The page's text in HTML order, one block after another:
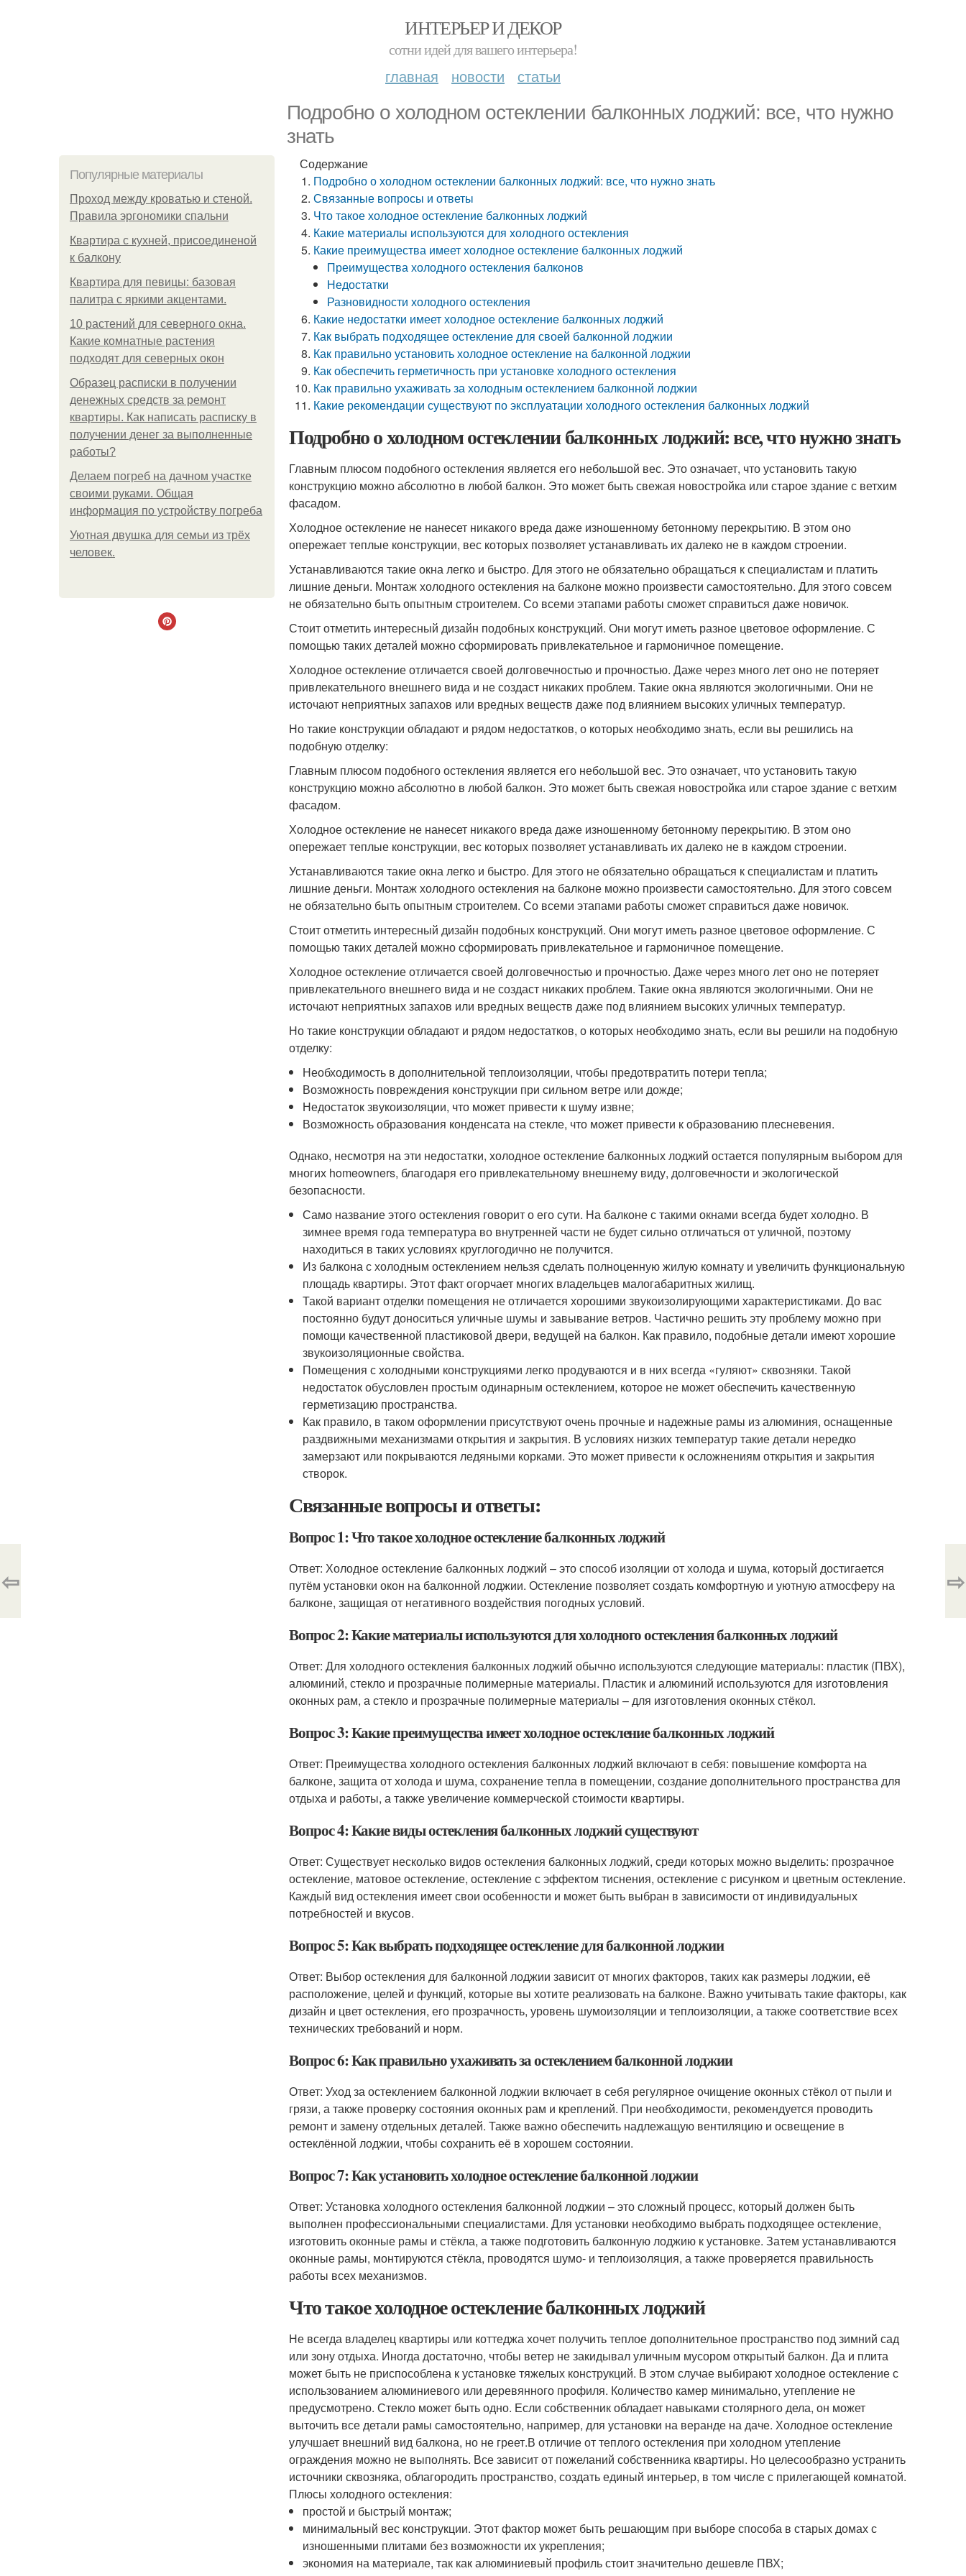
ИНТЕРЬЕР И ДЕКОР
сотни идей для вашего интерьера!
главная новости статьи
Подробно о холодном остеклении балконных лоджий: все, что нужно
знать
Популярные материалы
Проход между кроватью и стеной.
Правила эргономики спальни
Квартира с кухней, присоединеной
к балкону
Квартира для певицы: базовая
палитра с яркими акцентами.
10 растений для северного окна.
Какие комнатные растения
подходят для северных окон
Образец расписки в получении
денежных средств за ремонт
квартиры. Как написать расписку в
получении денег за выполненные
работы?
Делаем погреб на дачном участке
своими руками. Общая
информация по устройству погреба
Уютная двушка для семьи из трёх
человек.
Содержание
Подробно о холодном остеклении балконных лоджий: все, что нужно знать
Связанные вопросы и ответы
Что такое холодное остекление балконных лоджий
Какие материалы используются для холодного остекления
Какие преимущества имеет холодное остекление балконных лоджий
Преимущества холодного остекления балконов
Недостатки
Разновидности холодного остекления
Какие недостатки имеет холодное остекление балконных лоджий
Как выбрать подходящее остекление для своей балконной лоджии
Как правильно установить холодное остекление на балконной лоджии
Как обеспечить герметичность при установке холодного остекления
Как правильно ухаживать за холодным остеклением балконной лоджии
Какие рекомендации существуют по эксплуатации холодного остекления балконных лоджий
Подробно о холодном остеклении балконных лоджий: все, что нужно знать
Главным плюсом подобного остекления является его небольшой вес. Это означает, что установить такую
конструкцию можно абсолютно в любой балкон. Это может быть свежая новостройка или старое здание с ветхим
фасадом.
Холодное остекление не нанесет никакого вреда даже изношенному бетонному перекрытию. В этом оно
опережает теплые конструкции, вес которых позволяет устанавливать их далеко не в каждом строении.
Устанавливаются такие окна легко и быстро. Для этого не обязательно обращаться к специалистам и платить
лишние деньги. Монтаж холодного остекления на балконе можно произвести самостоятельно. Для этого совсем
не обязательно быть опытным строителем. Со всеми этапами работы сможет справиться даже новичок.
Стоит отметить интересный дизайн подобных конструкций. Они могут иметь разное цветовое оформление. С
помощью таких деталей можно сформировать привлекательное и гармоничное помещение.
Холодное остекление отличается своей долговечностью и прочностью. Даже через много лет оно не потеряет
привлекательного внешнего вида и не создаст никаких проблем. Такие окна являются экологичными. Они не
источают неприятных запахов или вредных веществ даже под влиянием высоких уличных температур.
Но такие конструкции обладают и рядом недостатков, о которых необходимо знать, если вы решились на
подобную отделку:
Главным плюсом подобного остекления является его небольшой вес. Это означает, что установить такую
конструкцию можно абсолютно в любой балкон. Это может быть свежая новостройка или старое здание с ветхим
фасадом.
Холодное остекление не нанесет никакого вреда даже изношенному бетонному перекрытию. В этом оно
опережает теплые конструкции, вес которых позволяет устанавливать их далеко не в каждом строении.
Устанавливаются такие окна легко и быстро. Для этого не обязательно обращаться к специалистам и платить
лишние деньги. Монтаж холодного остекления на балконе можно произвести самостоятельно. Для этого совсем
не обязательно быть опытным строителем. Со всеми этапами работы сможет справиться даже новичок.
Стоит отметить интересный дизайн подобных конструкций. Они могут иметь разное цветовое оформление. С
помощью таких деталей можно сформировать привлекательное и гармоничное помещение.
Холодное остекление отличается своей долговечностью и прочностью. Даже через много лет оно не потеряет
привлекательного внешнего вида и не создаст никаких проблем. Такие окна являются экологичными. Они не
источают неприятных запахов или вредных веществ даже под влиянием высоких уличных температур.
Но такие конструкции обладают и рядом недостатков, о которых необходимо знать, если вы решили на подобную
отделку:
Необходимость в дополнительной теплоизоляции, чтобы предотвратить потери тепла;
Возможность повреждения конструкции при сильном ветре или дожде;
Недостаток звукоизоляции, что может привести к шуму извне;
Возможность образования конденсата на стекле, что может привести к образованию плесневения.
Однако, несмотря на эти недостатки, холодное остекление балконных лоджий остается популярным выбором для
многих homeowners, благодаря его привлекательному внешнему виду, долговечности и экологической
безопасности.
Само название этого остекления говорит о его сути. На балконе с такими окнами всегда будет холодно. В
зимнее время года температура во внутренней части не будет сильно отличаться от уличной, поэтому
находиться в таких условиях круглогодично не получится.
Из балкона с холодным остеклением нельзя сделать полноценную жилую комнату и увеличить функциональную
площадь квартиры. Этот факт огорчает многих владельцев малогабаритных жилищ.
Такой вариант отделки помещения не отличается хорошими звукоизолирующими характеристиками. До вас
постоянно будут доноситься уличные шумы и завывание ветров. Частично решить эту проблему можно при
помощи качественной пластиковой двери, ведущей на балкон. Как правило, подобные детали имеют хорошие
звукоизоляционные свойства.
Помещения с холодными конструкциями легко продуваются и в них всегда «гуляют» сквозняки. Такой
недостаток обусловлен простым одинарным остеклением, которое не может обеспечить качественную
герметизацию пространства.
Как правило, в таком оформлении присутствуют очень прочные и надежные рамы из алюминия, оснащенные
раздвижными механизмами открытия и закрытия. В условиях низких температур такие детали нередко
замерзают или покрываются ледяными корками. Это может привести к осложнениям открытия и закрытия
створок.
Связанные вопросы и ответы:
Вопрос 1: Что такое холодное остекление балконных лоджий
Ответ: Холодное остекление балконных лоджий – это способ изоляции от холода и шума, который достигается
путём установки окон на балконной лоджии. Остекление позволяет создать комфортную и уютную атмосферу на
балконе, защищая от негативного воздействия погодных условий.
Вопрос 2: Какие материалы используются для холодного остекления балконных лоджий
Ответ: Для холодного остекления балконных лоджий обычно используются следующие материалы: пластик (ПВХ),
алюминий, стекло и прозрачные полимерные материалы. Пластик и алюминий используются для изготовления
оконных рам, а стекло и прозрачные полимерные материалы – для изготовления оконных стёкол.
Вопрос 3: Какие преимущества имеет холодное остекление балконных лоджий
Ответ: Преимущества холодного остекления балконных лоджий включают в себя: повышение комфорта на
балконе, защита от холода и шума, сохранение тепла в помещении, создание дополнительного пространства для
отдыха и работы, а также увеличение коммерческой стоимости квартиры.
Вопрос 4: Какие виды остекления балконных лоджий существуют
Ответ: Существует несколько видов остекления балконных лоджий, среди которых можно выделить: прозрачное
остекление, матовое остекление, остекление с эффектом тиснения, остекление с рисунком и цветным остекление.
Каждый вид остекления имеет свои особенности и может быть выбран в зависимости от индивидуальных
потребностей и вкусов.
Вопрос 5: Как выбрать подходящее остекление для балконной лоджии
Ответ: Выбор остекления для балконной лоджии зависит от многих факторов, таких как размеры лоджии, её
расположение, целей и функций, которые вы хотите реализовать на балконе. Важно учитывать такие факторы, как
дизайн и цвет остекления, его прозрачность, уровень шумоизоляции и теплоизоляции, а также соответствие всех
технических требований и норм.
Вопрос 6: Как правильно ухаживать за остеклением балконной лоджии
Ответ: Уход за остеклением балконной лоджии включает в себя регулярное очищение оконных стёкол от пыли и
грязи, а также проверку состояния оконных рам и креплений. При необходимости, рекомендуется проводить
ремонт и замену отдельных деталей. Также важно обеспечить надлежащую вентиляцию и освещение в
остеклённой лоджии, чтобы сохранить её в хорошем состоянии.
Вопрос 7: Как установить холодное остекление балконной лоджии
Ответ: Установка холодного остекления балконной лоджии – это сложный процесс, который должен быть
выполнен профессиональными специалистами. Для установки необходимо выбрать подходящее остекление,
изготовить оконные рамы и стёкла, а также подготовить балконную лоджию к установке. Затем устанавливаются
оконные рамы, монтируются стёкла, проводятся шумо- и теплоизоляция, а также проверяется правильность
работы всех механизмов.
Что такое холодное остекление балконных лоджий
Не всегда владелец квартиры или коттеджа хочет получить теплое дополнительное пространство под зимний сад
или зону отдыха. Иногда достаточно, чтобы ветер не закидывал уличным мусором открытый балкон. Да и плита
может быть не приспособлена к установке тяжелых конструкций. В этом случае выбирают холодное остекление с
использованием алюминиевого или деревянного профиля. Количество камер минимально, утепление не
предусмотрено. Стекло может быть одно. Если собственник обладает навыками столярного дела, он может
выточить все детали рамы самостоятельно, например, для установки на веранде на даче. Холодное остекление
улучшает внешний вид балкона, но не греет.В отличие от теплого остекления при холодном утепление
ограждения можно не выполнять. Все зависит от пожеланий собственника квартиры. Но целесообразно устранить
источники сквозняка, облагородить пространство, создать единый интерьер, в том числе с прилегающей комнатой.
Плюсы холодного остекления:
простой и быстрый монтаж;
минимальный вес конструкции. Этот фактор может быть решающим при выборе способа в старых домах с
изношенными плитами без возможности их укрепления;
экономия на материале, так как алюминиевый профиль стоит значительно дешевле ПВХ;
⇦ ⇨